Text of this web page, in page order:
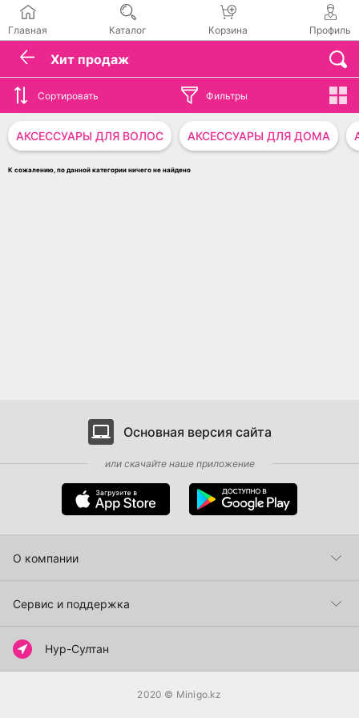
Главная Каталог Корзина Профиль
Хит продаж
Сортировать Фильтры
АКСЕССУАРЫ ДЛЯ ВОЛОС АКСЕССУАРЫ ДЛЯ ДОМА
К сожалению, по данной категории ничего не найдено
Основная версия сайта
или скачайте наше приложение
О компании
Сервис и поддержка
Как сделать заказ
Способы оплаты
Нур-Султан
2020 © Minigo.kz